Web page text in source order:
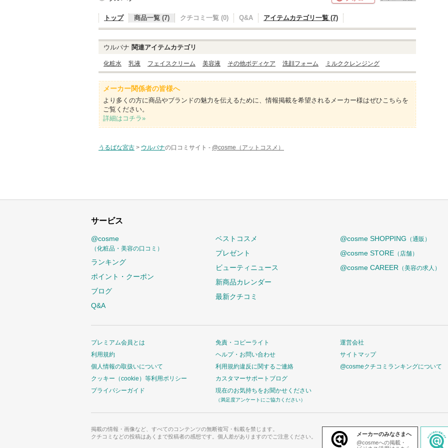
トップ 商品一覧 (7) クチコミ一覧 (0) Q&A アイテムカテゴリ一覧 (7)
ウルバナ 関連アイテムカテゴリ
化粧水 乳液 フェイスクリーム 美容液 その他ボディケア 洗顔フォーム ミルククレンジング
メーカー関係者の皆様へ
より多くの方に商品やブランドの魅力を伝えるために、情報掲載を希望されるメーカー様はぜひこちらを
ご覧ください。
詳細はコチラ»
うるばな宮古 > ウルバナの口コミサイト - @cosme（アットコスメ）
サービス
@cosme
（化粧品・美容の口コミ）
ランキング
ポイント・クーポン
ブログ
Q&A
ベストコスメ
プレゼント
ビューティニュース
新商品カレンダー
最新クチコミ
@cosme SHOPPING （通販）
@cosme STORE （店舗）
@cosme CAREER （美容の求人）
プレミアム会員とは
利用規約
個人情報の取扱いについて
クッキー（cookie）等利用ポリシー
プライバシーガイド
免責・コピーライト
ヘルプ・お問い合わせ
利用規約違反に関するご連絡
カスタマーサポートブログ
現在のお気持ちをお聞かせください
（満足度アンケートにご協力ください）
運営会社
サイトマップ
@cosmeクチコミランキングについて
掲載の情報・画像など、すべてのコンテンツの無断複写・転載を禁じます。
クチコミなどの投稿はあくまで投稿者の感想です。個人差がありますのでご注意ください。
メーカーのみなさまへ
@cosmeへの掲載・